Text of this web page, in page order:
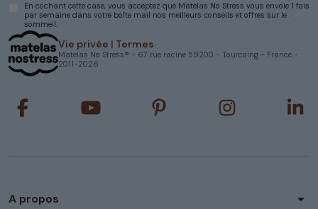
Vie privée | Termes
Matelas No Stress® - 67 rue racine 59200 - Tourcoing - France -
2011-2026
En cochant cette case, vous acceptez que Matelas No Stress vous envoie 1 fois
par semaine dans votre boîte mail nos meilleurs conseils et offres sur le
sommeil.
A propos arrow_drop_down